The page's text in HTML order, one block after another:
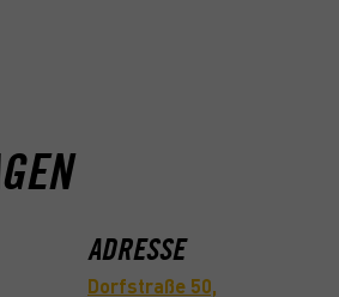
ADRESSE
Dorfstraße 50,